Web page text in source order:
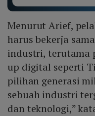
Menurut Arief,
harus bekerja
industri, terutama
up digital seperti
pilihan generasi
sebuah industri
dan teknologi,”